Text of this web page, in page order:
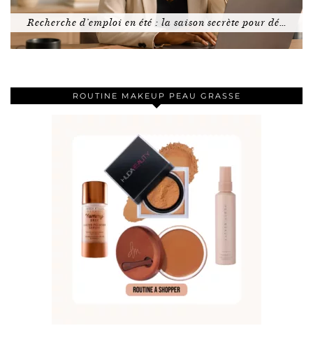
Recherche d’emploi en été : la saison secrète pour dé…
ROUTINE MAKEUP PEAU GRASSE